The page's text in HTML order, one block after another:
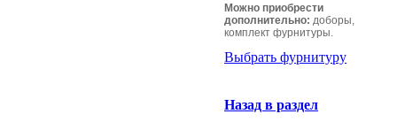
Можно приобрести
дополнительно: доборы,
комплект фурнитуры.
Выбрать фурнитуру
Назад в раздел